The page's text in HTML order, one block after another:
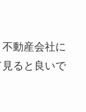
動産会社に
ると良いで